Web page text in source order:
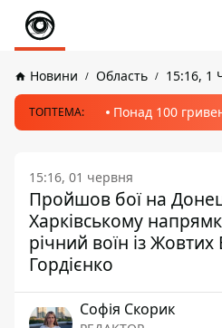
Новини Область 15:16, 1
ТОПТЕМА: Понад 100
15:16, 01 червня
Пройшов бої на
Харківському
річний воїн із
Гордієнко
Софія Скорик